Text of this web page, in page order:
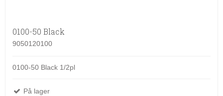
0100-50 Black
9050120100
0100-50 Black 1/2pl
På lager